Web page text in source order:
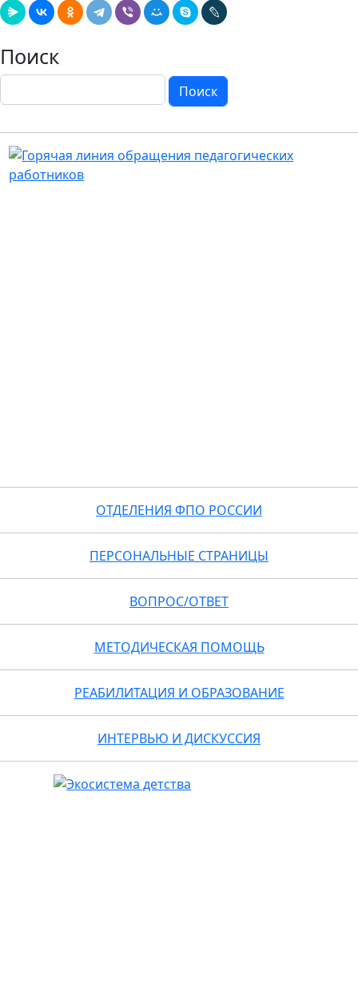
Поиск
Поиск
ОТДЕЛЕНИЯ ФПО РОССИИ
ПЕРСОНАЛЬНЫЕ СТРАНИЦЫ
ВОПРОС/ОТВЕТ
МЕТОДИЧЕСКАЯ ПОМОЩЬ
РЕАБИЛИТАЦИЯ И ОБРАЗОВАНИЕ
ИНТЕРВЬЮ И ДИСКУССИЯ